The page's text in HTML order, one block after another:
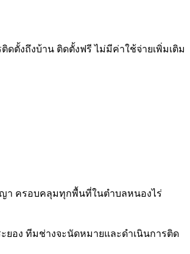
ตั้งถึงบ้าน ติดตั้งฟรี ไม่มีค่าใช้จ่ายเพิ่มเติม
ญา ครอบคลุมทุกพื้นที่ในตำบลหนองไร่
ยอง ทีมช่างจะนัดหมายและดำเนินการติด